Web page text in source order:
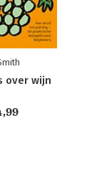
over wijn